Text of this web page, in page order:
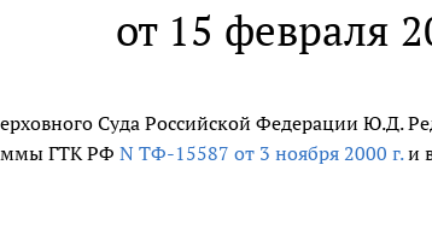
от 15 февраля
Суда Российской Федерации Ю.Д.
ГТК РФ N ТФ-15587 от 3 ноября 2000 г.и